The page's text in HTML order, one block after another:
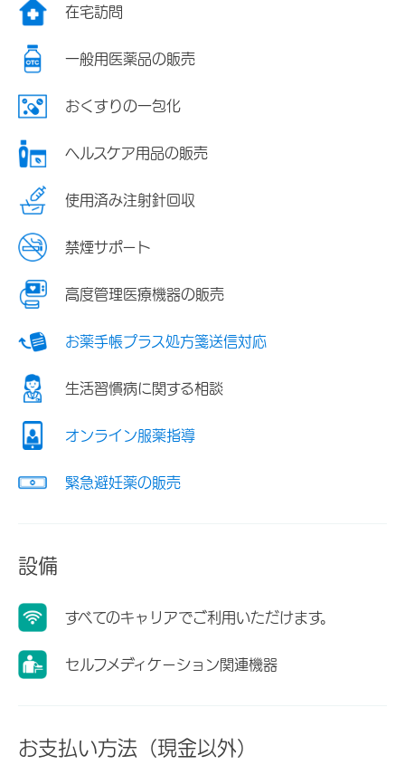
在宅訪問
一般用医薬品の販売
おくすりの一包化
ヘルスケア用品の販売
使用済み注射針回収
禁煙サポート
高度管理医療機器の販売
お薬手帳プラス処方箋送信対応
生活習慣病に関する相談
オンライン服薬指導
緊急避妊薬の販売
設備
すべてのキャリアでご利用いただけます。
セルフメディケーション関連機器
お支払い方法（現金以外）